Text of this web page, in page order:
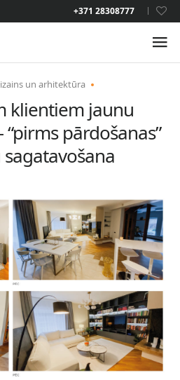
+371 28308777
LAT
un arhitektūra
klientiem jaunu
pārdošanas”